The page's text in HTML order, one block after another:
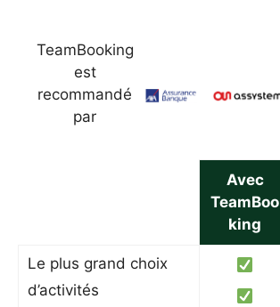
TeamBooking
est
recommandé
par
Avec
TeamBoo
king
Le plus grand choix
d’activités